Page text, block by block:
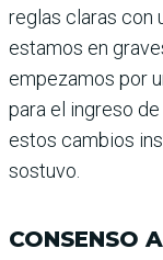
reglas claras con
estamos en
empezamos por
para el ingreso
estos cambios
sostuvo.
CONSENSO